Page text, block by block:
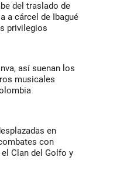
del traslado de
a cárcel de Ibagué
privilegios
así suenan los
musicales
en
con
Clan del Golfo y